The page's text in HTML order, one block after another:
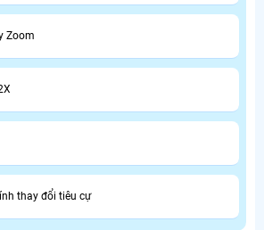
Zoom
thay đổi tiêu cự